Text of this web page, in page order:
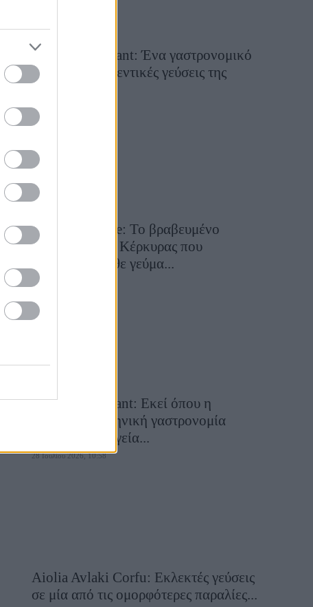
Tsapis Restaurant: Ένα γαστρονομικό
ταξίδι στις αυθεντικές γεύσεις της
29 Ιουλίου 2026, 9:54
Toula’s Seaside: Το βραβευμένο
εστιατόριο της Κέρκυρας που
μετατρέπει κάθε γεύμα...
28 Ιουλίου 2026, 11:05
Cavos Restaurant: Εκεί όπου η
αυθεντική ελληνική γαστρονομία
συναντά τη μαγεία...
28 Ιουλίου 2026, 10:58
Aiolia Avlaki Corfu: Εκλεκτές γεύσεις
σε μία από τις ομορφότερες παραλίες...